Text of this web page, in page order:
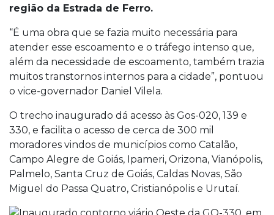
região da Estrada de Ferro.
“É uma obra que se fazia muito necessária para
atender esse escoamento e o tráfego intenso que,
além da necessidade de escoamento, também trazia
muitos transtornos internos para a cidade”, pontuou
o vice-governador Daniel Vilela.
O trecho inaugurado dá acesso às Gos-020, 139 e
330, e facilita o acesso de cerca de 300 mil
moradores vindos de municípios como Catalão,
Campo Alegre de Goiás, Ipameri, Orizona, Vianópolis,
Palmelo, Santa Cruz de Goiás, Caldas Novas, São
Miguel do Passa Quatro, Cristianópolis e Urutaí.